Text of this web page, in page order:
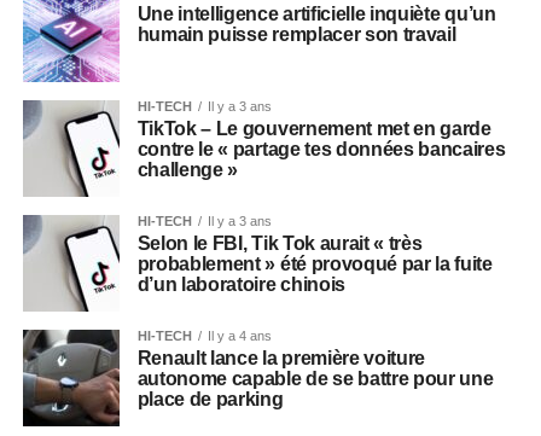
Une intelligence artificielle inquiète qu’un
humain puisse remplacer son travail
HI-TECH Il y a 3 ans
TikTok – Le gouvernement met en garde
contre le « partage tes données bancaires
challenge »
HI-TECH Il y a 3 ans
Selon le FBI, Tik Tok aurait « très
probablement » été provoqué par la fuite
d’un laboratoire chinois
HI-TECH Il y a 4 ans
Renault lance la première voiture
autonome capable de se battre pour une
place de parking